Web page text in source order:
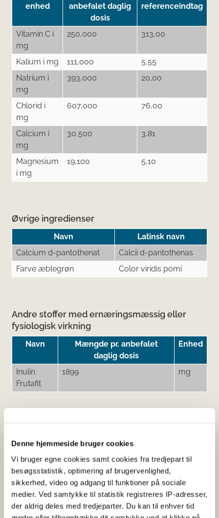
Denne hjemmeside bruger cookies
Vi bruger egne cookies samt cookies fra tredjepart til
besøgsstatistik, optimering af brugervenlighed,
sikkerhed, video og adgang til funktioner på sociale
medier. Ved samtykke til statistik registreres IP-adresser,
der aldrig deles med tredjeparter. Du kan til enhver tid
enhed
anbefalet daglig
dosis
referenceindtag
Vitamin C i
mg
250,000 313,00
Kalium i mg 111,000
5,55
Natrium i
mg
393,000 20,00
Chlorid i
mg
607,000 76,00
Calcium i
mg
30,500 3,81
Magnesium
i mg
19,100 5,10
Øvrige ingredienser
Navn
Latinsk navn
Calcium d-pantothenat
Calcii d-pantothenas
Farve æblegrøn
Color viridis pomi
Andre stoffer med ernæringsmæssig eller
fysiologisk virkning
Navn
Mængde pr. anbefalet
daglig dosis
Enhed
Inulin
Frutafit
1899 mg
Navn
Funktion af tilsætning
Aroma lemon
Aroma
Citronsyre
Syre
Kaliumcitrat
Syre
Sucralose
Sødestof